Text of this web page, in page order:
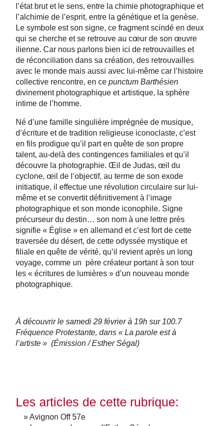
l’état brut et le sens, entre la chimie photographique et
l’alchimie de l’esprit, entre la génétique et la genèse.
Le symbole est son signe, ce fragment scindé en deux
qui se cherche et se retrouve au cœur de son œuvre
ilienne. Car nous parlons bien ici de retrouvailles et
de réconciliation dans sa création, des retrouvailles
avec le monde mais aussi avec lui-même car l’histoire
collective rencontre, en ce punctum Barthésien
divinement photographique et artistique, la sphère
intime de l’homme.
Né d’une famille singulière imprégnée de musique,
d’écriture et de tradition religieuse iconoclaste, c’est
en fils prodigue qu’il part en quête de son propre
talent, au-delà des contingences familiales et qu’il
découvre la photographie. Œil de Judas, œil du
cyclone, œil de l’objectif, au terme de son exode
initiatique, il effectue une révolution circulaire sur lui-
même et se convertit définitivement à l’image
photographique et son monde iconophile. Signe
précurseur du destin… son nom à une lettre près
signifie « Église » en allemand et c’est fort de cette
traversée du désert, de cette odyssée mystique et
filiale en quête de vérité, qu’il revient après un long
voyage, comme un père créateur portant à son tour
les « écritures de lumières » d’un nouveau monde
photographique.
À découvrir le samedi 29 février à 19h sur 100.7
Fréquence Protestante, dans « La parole est à
l’artiste » (Émission / Esther Ségal)
Les articles de cette rubrique:
» Avignon Off 57e